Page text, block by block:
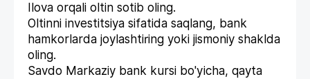
Ilova orqali oltin sotib oling.
Oltinni investitsiya sifatida saqlang, bank
hamkorlarda joylashtiring yoki jismoniy shaklda
oling.
Savdo Markaziy bank kursi bo'yicha, qayta